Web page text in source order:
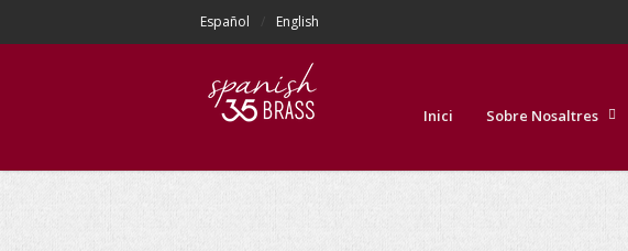
Español English
Inici Sobre Nosaltres